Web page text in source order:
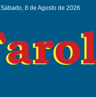
Sábado, 8 de Agosto de 2026